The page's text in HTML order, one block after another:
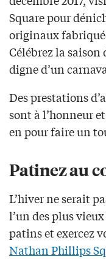
Square pour
originaux
Célébrez la
digne d’un
Des prestations
sont à l’honneur
en pour faire un
Patinez au
L’hiverne serait
l’un des plus
patins et exercez
Nathan Phillips